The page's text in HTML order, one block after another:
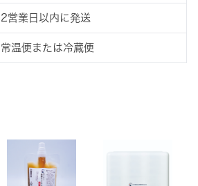
2営業日以内に発送
常温便または冷蔵便